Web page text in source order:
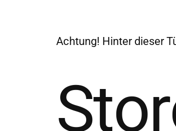
Achtung! Hinter dieser